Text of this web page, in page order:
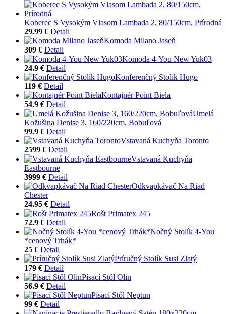
Koberec S Vysokým Vlasom Lambada 2, 80/150cm, Prírodná
29.99 € Detail
Komoda Milano Jaseň
309 € Detail
Komoda 4-You New Yuk03
24.9 € Detail
Konferenčný Stolík Hugo
119 € Detail
Kontajnér Point Biela
54.9 € Detail
Umelá
Kožušina Denise 3, 160/220cm, Bobuľová
99.9 € Detail
Vstavaná Kuchyňa Toronto
2599 € Detail
Vstavaná Kuchyňa
Eastbourne
3999 € Detail
Odkvapkávač Na Riad
Chester
24.95 € Detail
Rošt Primatex 245
72.9 € Detail
Nočný Stolík 4-You
*cenový Trhák*
25 € Detail
Príručný Stolík Susi Zlatý
179 € Detail
Písací Stôl Olin
56.9 € Detail
Písací Stôl Neptun
99 € Detail